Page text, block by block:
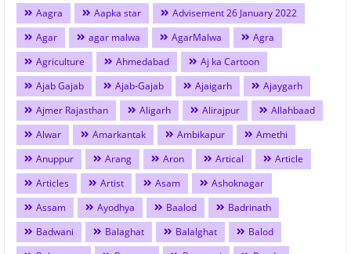
Aagra Aapka star
Advisement 26 January 2022
Agar
agar malwa AgarMalwa
Agra
Agriculture
Ahmedabad
Aj ka Cartoon
Ajab Gajab
Ajab-Gajab Ajaigarh
Ajaygarh
Ajmer Rajasthan
Aligarh Alirajpur
Allahbaad
Alwar
Amarkantak Ambikapur
Amethi
Anuppur
Arang Aron Artical
Article
Articles
Artist Asam
Ashoknagar
Assam
Ayodhya Baalod
Badrinath
Badwani
Balaghat Balalghat
Balod